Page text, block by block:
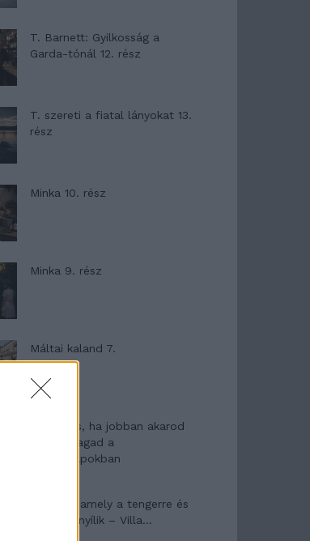
T. Barnett: Gyilkosság a
Garda-tónál 12. rész
T. szereti a fiatal lányokat 13.
rész
Minka 10. rész
Minka 9. rész
Máltai kaland 7.
10 tanács, ha jobban akarod
érezni magad a
hétköznapokban
Egy ház, amely a tengerre és
a fényre nyílik – Villa...